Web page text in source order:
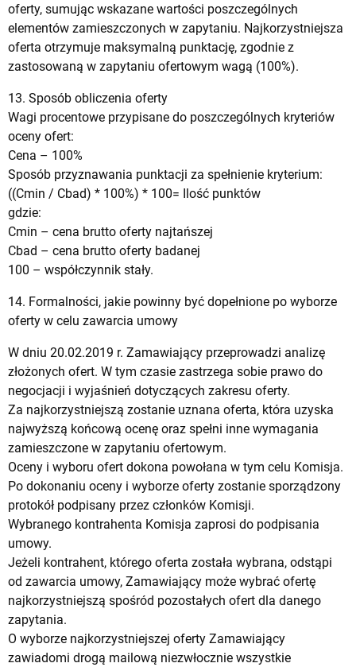
oferty, sumując wskazane wartości poszczególnych
elementów zamieszczonych w zapytaniu. Najkorzystniejsza
oferta otrzymuje maksymalną punktację, zgodnie z
zastosowaną w zapytaniu ofertowym wagą (100%).
13. Sposób obliczenia oferty
Wagi procentowe przypisane do poszczególnych kryteriów
oceny ofert:
Cena – 100%
Sposób przyznawania punktacji za spełnienie kryterium:
((Cmin / Cbad) * 100%) * 100= Ilość punktów
gdzie:
Cmin – cena brutto oferty najtańszej
Cbad – cena brutto oferty badanej
100 – współczynnik stały.
14. Formalności, jakie powinny być dopełnione po wyborze
oferty w celu zawarcia umowy
W dniu 20.02.2019 r. Zamawiający przeprowadzi analizę
złożonych ofert. W tym czasie zastrzega sobie prawo do
negocjacji i wyjaśnień dotyczących zakresu oferty.
Za najkorzystniejszą zostanie uznana oferta, która uzyska
najwyższą końcową ocenę oraz spełni inne wymagania
zamieszczone w zapytaniu ofertowym.
Oceny i wyboru ofert dokona powołana w tym celu Komisja.
Po dokonaniu oceny i wyborze oferty zostanie sporządzony
protokół podpisany przez członków Komisji.
Wybranego kontrahenta Komisja zaprosi do podpisania
umowy.
Jeżeli kontrahent, którego oferta została wybrana, odstąpi
od zawarcia umowy, Zamawiający może wybrać ofertę
najkorzystniejszą spośród pozostałych ofert dla danego
zapytania.
O wyborze najkorzystniejszej oferty Zamawiający
zawiadomi drogą mailową niezwłocznie wszystkie